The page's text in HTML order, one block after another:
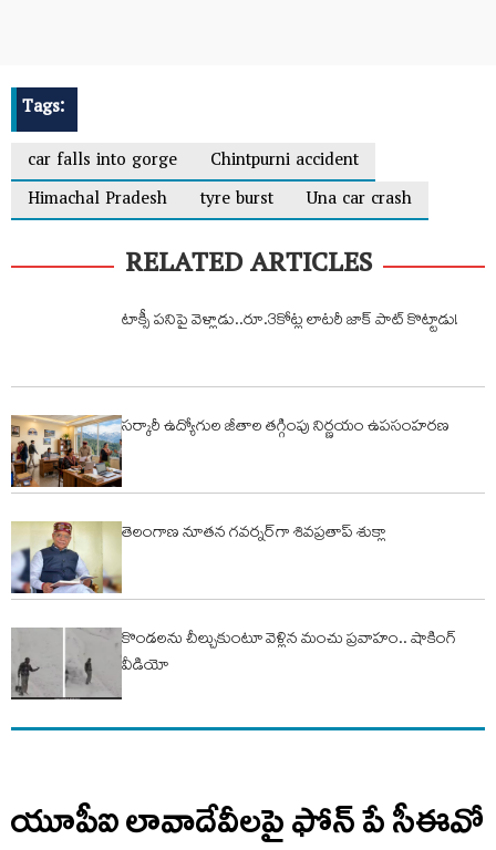
Tags:
car falls into gorge
Chintpurni accident
Himachal Pradesh
tyre burst Una car crash
RELATED ARTICLES
టాక్సీ పనిపై వెళ్లాడు..రూ.3కోట్ల లాటరీ జాక్ పాట్ కొట్టాడు!
సర్కారీ ఉద్యోగుల జీతాల తగ్గింపు నిర్ణయం ఉపసంహరణ
తెలంగాణ నూత‌న గ‌వ‌ర్న‌ర్‌గా శివ‌ప్ర‌తాప్ శుక్లా
కొండలను చీల్చుకుంటూ వెళ్లిన మంచు ప్రవాహం.. షాకింగ్‌
వీడియో
యూపీఐ లావాదేవీలపై ఫోన్ పే సీఈవో